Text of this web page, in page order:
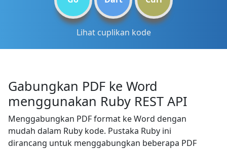
Lihat cuplikan kode
Gabungkan PDF ke Word
menggunakan Ruby REST API
Menggabungkan PDF format ke Word dengan
mudah dalam Ruby kode. Pustaka Ruby ini
dirancang untuk menggabungkan beberapa PDF